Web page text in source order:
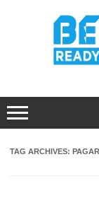
TAG ARCHIVES: